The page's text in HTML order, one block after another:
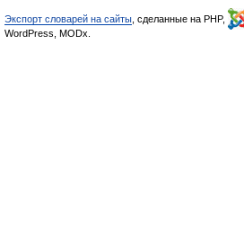
Экспорт словарей на сайты , сделанные на PHP,
WordPress, MODx.